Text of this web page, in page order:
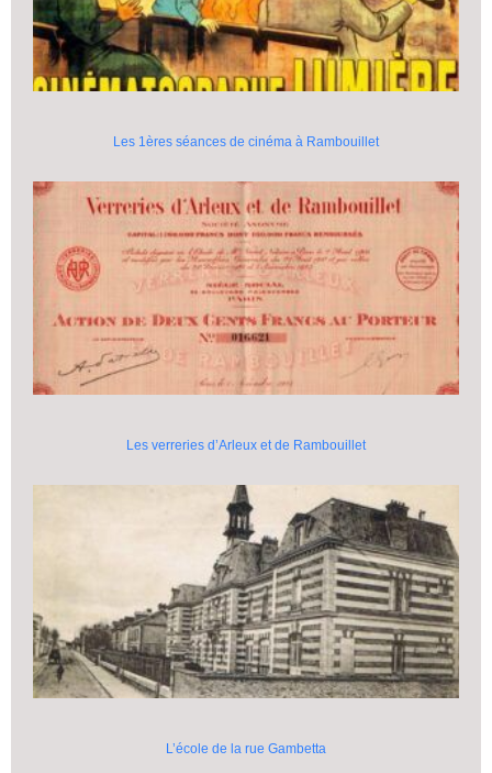
Les 1ères séances de cinéma à Rambouillet
Les verreries d’Arleux et de Rambouillet
L’école de la rue Gambetta